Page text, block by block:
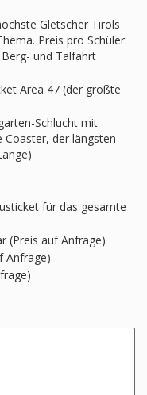
Gletscher Tirols
Preis pro Schüler:
und Talfahrt
Area 47 (der größte
Schlucht mit
Coaster, der längsten
für das gesamte
(Preis auf Anfrage)
Anfrage)